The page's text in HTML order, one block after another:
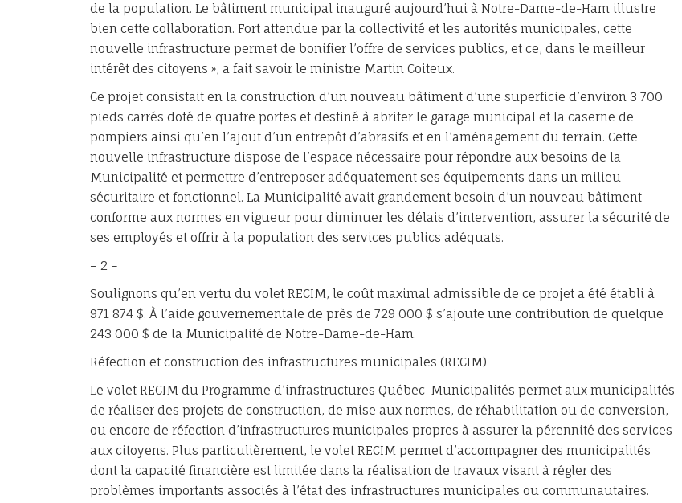
de la population. Le bâtiment municipal inauguré aujourd’hui à Notre-Dame-de-Ham illustre
bien cette collaboration. Fort attendue par la collectivité et les autorités municipales, cette
nouvelle infrastructure permet de bonifier l’offre de services publics, et ce, dans le meilleur
intérêt des citoyens », a fait savoir le ministre Martin Coiteux.
Ce projet consistait en la construction d’un nouveau bâtiment d’une superficie d’environ 3 700
pieds carrés doté de quatre portes et destiné à abriter le garage municipal et la caserne de
pompiers ainsi qu’en l’ajout d’un entrepôt d’abrasifs et en l’aménagement du terrain. Cette
nouvelle infrastructure dispose de l’espace nécessaire pour répondre aux besoins de la
Municipalité et permettre d’entreposer adéquatement ses équipements dans un milieu
sécuritaire et fonctionnel. La Municipalité avait grandement besoin d’un nouveau bâtiment
conforme aux normes en vigueur pour diminuer les délais d’intervention, assurer la sécurité de
ses employés et offrir à la population des services publics adéquats.
– 2 –
Soulignons qu’en vertu du volet RECIM, le coût maximal admissible de ce projet a été établi à
971 874 $. À l’aide gouvernementale de près de 729 000 $ s’ajoute une contribution de quelque
243 000 $ de la Municipalité de Notre-Dame-de-Ham.
Réfection et construction des infrastructures municipales (RECIM)
Le volet RECIM du Programme d’infrastructures Québec-Municipalités permet aux municipalités
de réaliser des projets de construction, de mise aux normes, de réhabilitation ou de conversion,
ou encore de réfection d’infrastructures municipales propres à assurer la pérennité des services
aux citoyens. Plus particulièrement, le volet RECIM permet d’accompagner des municipalités
dont la capacité financière est limitée dans la réalisation de travaux visant à régler des
problèmes importants associés à l’état des infrastructures municipales ou communautaires.